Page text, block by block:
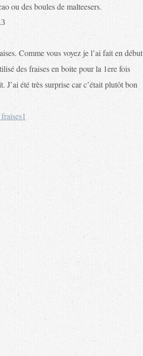
ou des boules de malteesers.
Comme vous voyez je l’ai fait en début
des fraises en boite pour la 1ere fois
été très surprise car c’était plutôt bon